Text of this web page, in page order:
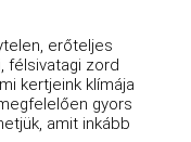
erőteljes
félsivatagi zord
kertjeink klímája
gyors
amit inkább